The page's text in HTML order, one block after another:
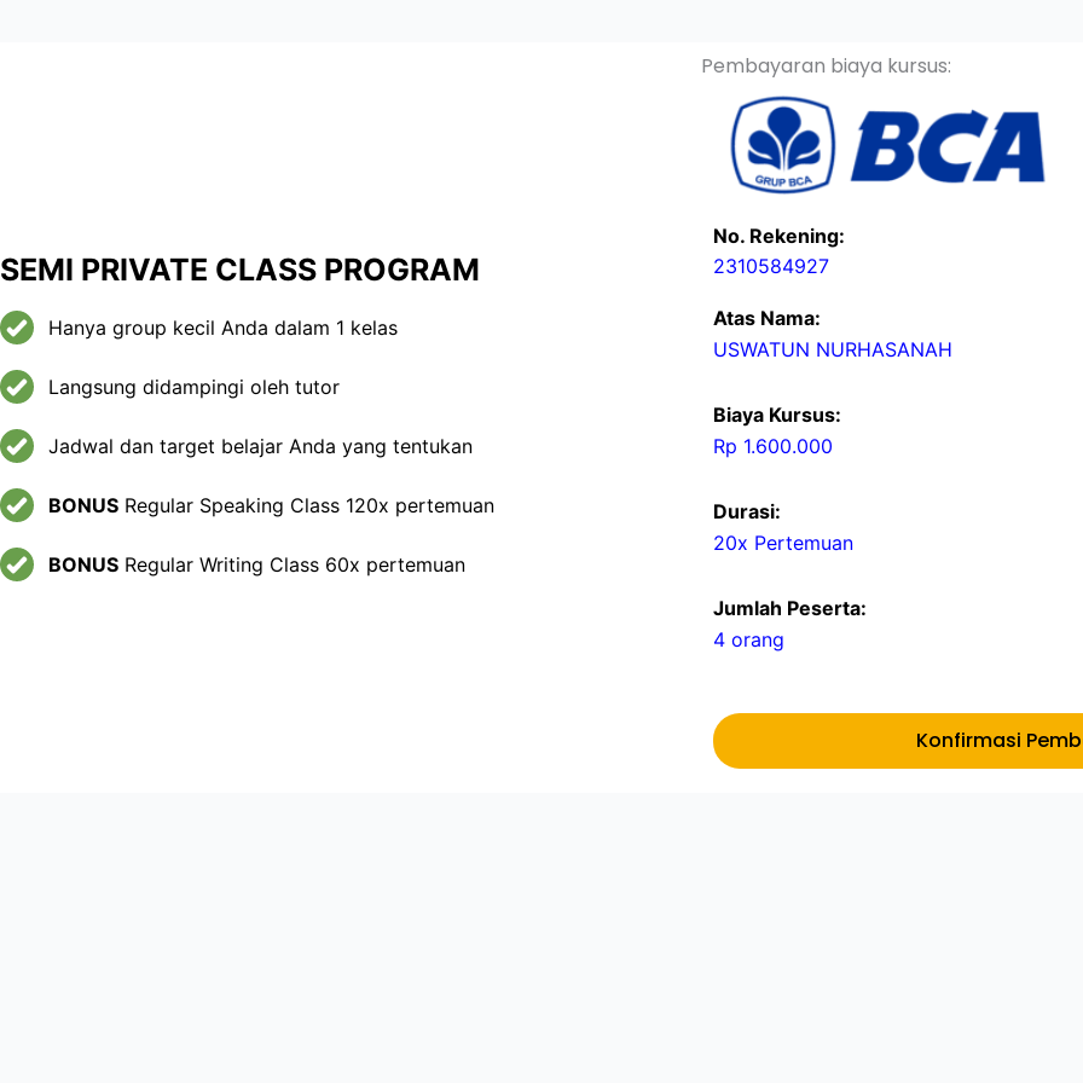
SEMI PRIVATE CLASS PROGRAM
Hanya group kecil Anda dalam 1 kelas
Langsung didampingi oleh tutor
Jadwal dan target belajar Anda yang tentukan
BONUS Regular Speaking Class 120x pertemuan
BONUS Regular Writing Class 60x pertemuan
Pembayaran biaya kursus:
No. Rekening:
2310584927
Atas Nama:
USWATUN NURHASANAH
Biaya Kursus:
Rp 1.600.000
Durasi:
20x Pertemuan
Jumlah Peserta:
4 orang
Konfirmasi